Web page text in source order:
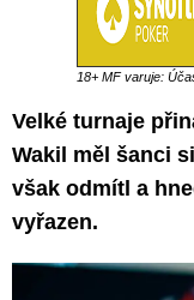
18+ MF varuje:
Velké turnaje
Wakil měl šanci
však odmítl a
vyřazen.